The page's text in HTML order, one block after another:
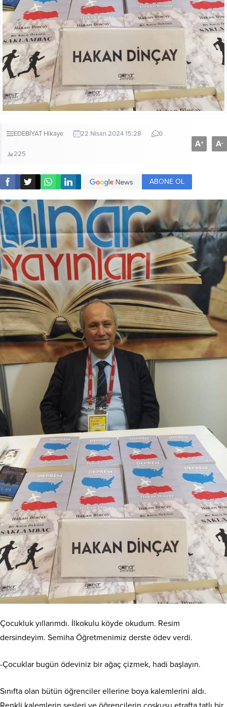
EDEBİYAT Hikaye 22 Nisan 2024 15:28 0
225
A+ A-
ABONE OL
Çocukluk yıllarımdı. İlkokulu köyde okudum. Resim
dersindeyim. Semiha Öğretmenimiz derste ödev verdi.
-Çocuklar bugün ödeviniz bir ağaç çizmek, hadi başlayın.
Sınıfta olan bütün öğrenciler ellerine boya kalemlerini aldı.